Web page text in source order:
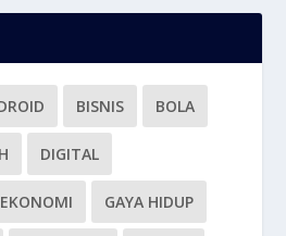
BISNIS BOLA
DIGITAL
EKONOMI GAYA HIDUP